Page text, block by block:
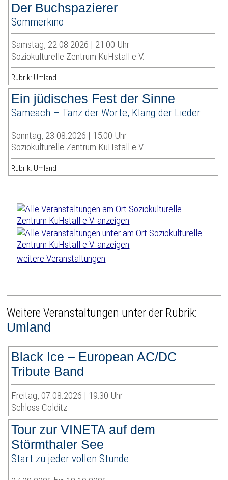
Der Buchspazierer
Sommerkino
Samstag, 22.08.2026 | 21:00 Uhr
Soziokulturelle Zentrum KuHstall e.V.
Rubrik: Umland
Ein jüdisches Fest der Sinne
Sameach – Tanz der Worte, Klang der Lieder
Sonntag, 23.08.2026 | 15:00 Uhr
Soziokulturelle Zentrum KuHstall e.V.
Rubrik: Umland
weitere Veranstaltungen
Weitere Veranstaltungen unter der Rubrik:
Umland
Black Ice – European AC/DC
Tribute Band
Freitag, 07.08.2026 | 19:30 Uhr
Schloss Colditz
Tour zur VINETA auf dem
Störmthaler See
Start zu jeder vollen Stunde